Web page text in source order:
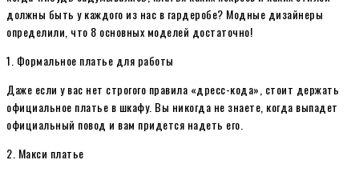
должны быть у каждого из нас в гардеробе? Модные дизайнеры
определили, что 8 основных моделей достаточно!
1. Формальное платье для работы
Даже если у вас нет строгого правила «дресс-кода», стоит держать
официальное платье в шкафу. Вы никогда не знаете, когда выпадет
официальный повод и вам придется надеть его.
2. Макси платье